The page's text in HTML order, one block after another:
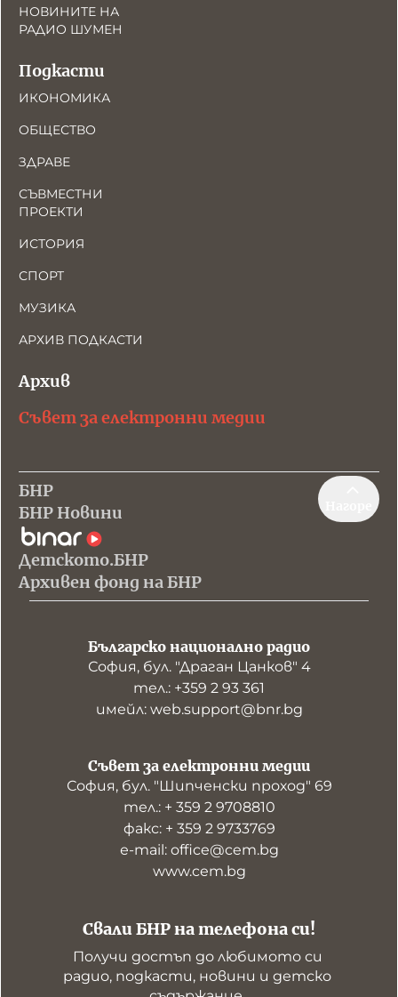
НОВИНИТЕ НА
РАДИО ШУМЕН
Подкасти
ИКОНОМИКА
ОБЩЕСТВО
ЗДРАВЕ
СЪВМЕСТНИ
ПРОЕКТИ
ИСТОРИЯ
СПОРТ
МУЗИКА
АРХИВ ПОДКАСТИ
Архив
Съвет за електронни медии
БНР
БНР Новини
Детското.БНР
Архивен фонд на БНР
Българско национално радио
София, бул. "Драган Цанков" 4
тел.: +359 2 93 361
имейл: web.support@bnr.bg
Свали БНР на телефона си!
Получи достъп до любимото си
радио, подкасти, новини и детско
Съвет за електронни медии
София, бул. "Шипченски проход" 69
тел.: + 359 2 9708810
факс: + 359 2 9733769
е-mail: office@cem.bg
www.cem.bg